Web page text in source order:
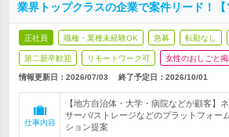
業界トップクラスの企業で案件リード！【
正社員 職種・業種未経験OK 急募 転勤なし
第二新卒歓迎 リモートワーク可 女性のおしごと掲
情報更新日：2026/07/03 終了予定日： 2026/10/01
仕事内容
【地方自治体・大学・病院などが顧客】
サーバ/ストレージなどのプラットフォー
ション提案